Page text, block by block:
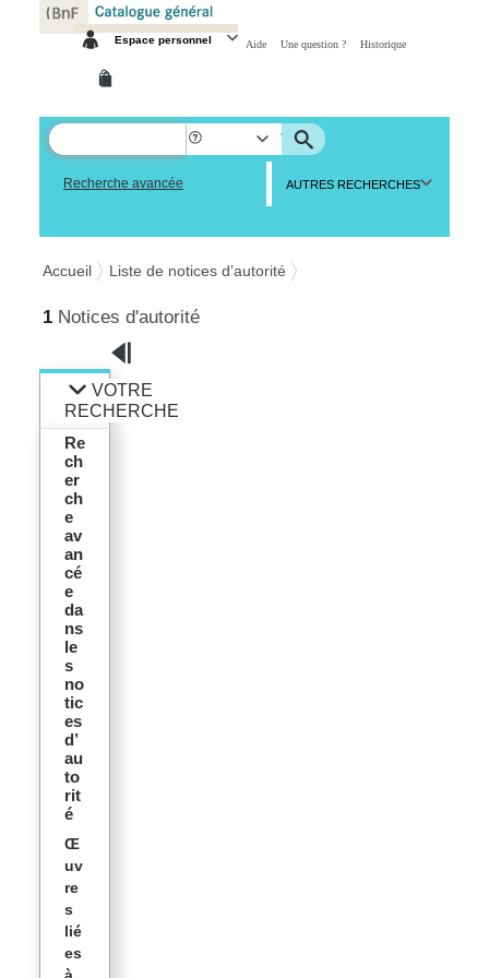
Espace personnel Aide Une question ? Historique
Recherche avancée AUTRES RECHERCHES
Accueil Liste de notices d’autorité
1 Notices d'autorité
VOTRE
RECHERCHE
Re
ch
er
ch
e
av
an
cé
e
da
ns
le
s
no
tic
es
d’
au
to
rit
é
Œ
uv
re
s
lié
es